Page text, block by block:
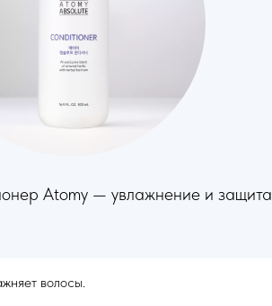
Atomy — увлажнение и защита
волосы.